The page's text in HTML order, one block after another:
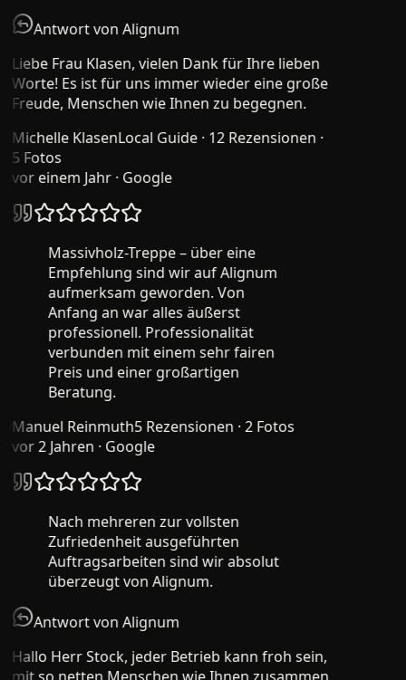
Antwort von Alignum
Liebe Frau Klasen, vielen Dank für Ihre lieben
Worte! Es ist für uns immer wieder eine große
Freude, Menschen wie Ihnen zu begegnen.
Michelle KlasenLocal Guide · 12 Rezensionen ·
5 Fotos
vor einem Jahr· Google
Massivholz-Treppe – über eine
Empfehlung sind wir auf Alignum
aufmerksam geworden. Von
Anfang an war alles äußerst
professionell. Professionalität
verbunden mit einem sehr fairen
Preis und einer großartigen
Beratung.
Manuel Reinmuth5 Rezensionen · 2 Fotos
vor 2 Jahren· Google
Nach mehreren zur vollsten
Zufriedenheit ausgeführten
Auftragsarbeiten sind wir absolut
überzeugt von Alignum.
Antwort von Alignum
Hallo Herr Stock, jeder Betrieb kann froh sein,